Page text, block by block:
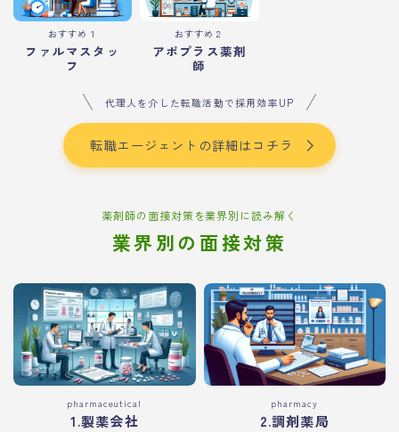
おすすめ１
ファルマスタッ
フ
おすすめ２
アポプラス薬剤
師
代理人を介した転職活動で採用効率UP
転職エージェントの詳細はコチラ
薬剤師の面接対策を業界別に読み解く
業界別の面接対策
pharmaceutical
1.製薬会社
pharmacy
2.調剤薬局